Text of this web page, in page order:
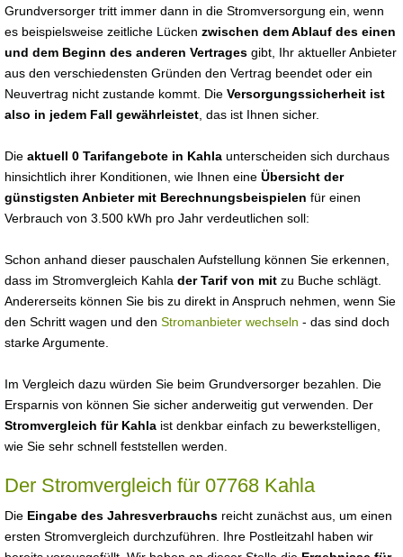
Grundversorger tritt immer dann in die Stromversorgung ein, wenn
es beispielsweise zeitliche Lücken zwischen dem Ablauf des einen
und dem Beginn des anderen Vertrages gibt, Ihr aktueller Anbieter
aus den verschiedensten Gründen den Vertrag beendet oder ein
Neuvertrag nicht zustande kommt. Die Versorgungssicherheit ist
also in jedem Fall gewährleistet , das ist Ihnen sicher.
Die aktuell 0 Tarifangebote in Kahla unterscheiden sich durchaus
hinsichtlich ihrer Konditionen, wie Ihnen eine Übersicht der
günstigsten Anbieter mit Berechnungsbeispielen für einen
Verbrauch von 3.500 kWh pro Jahr verdeutlichen soll:
Schon anhand dieser pauschalen Aufstellung können Sie erkennen,
dass im Stromvergleich Kahla der Tarif von mit zu Buche schlägt.
Andererseits können Sie bis zu direkt in Anspruch nehmen, wenn Sie
den Schritt wagen und den Stromanbieter wechseln - das sind doch
starke Argumente.
Im Vergleich dazu würden Sie beim Grundversorger bezahlen. Die
Ersparnis von können Sie sicher anderweitig gut verwenden. Der
Stromvergleich für Kahla ist denkbar einfach zu bewerkstelligen,
wie Sie sehr schnell feststellen werden.
Der Stromvergleich für 07768 Kahla
Die Eingabe des Jahresverbrauchs reicht zunächst aus, um einen
ersten Stromvergleich durchzuführen. Ihre Postleitzahl haben wir